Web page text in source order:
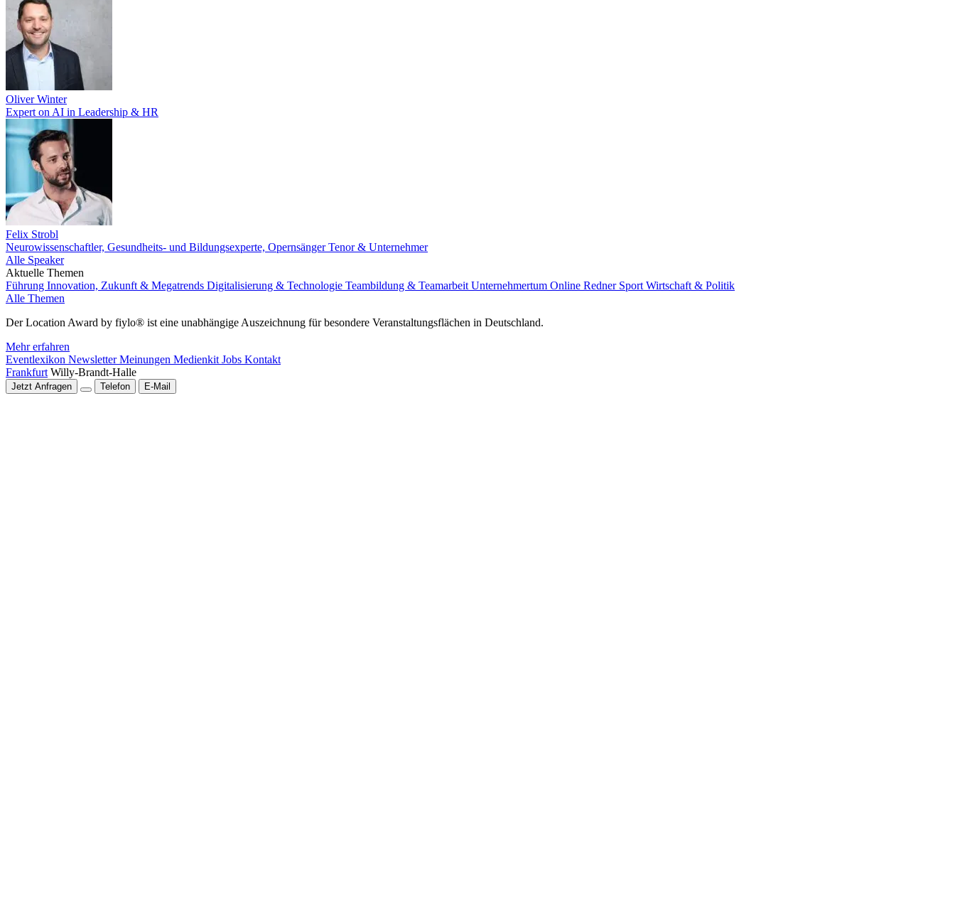
Oliver Winter
Expert on AI in Leadership & HR
Felix Strobl
Neurowissenschaftler, Gesundheits- und Bildungsexperte, Opernsänger Tenor & Unternehmer
Alle Speaker
Aktuelle Themen
Führung Innovation, Zukunft & Megatrends Digitalisierung & Technologie Teambildung & Teamarbeit Unternehmertum Online Redner Sport Wirtschaft & Politik
Alle Themen
Der Location Award by fiylo® ist eine unabhängige Auszeichnung für besondere Veranstaltungsflächen in Deutschland.
Mehr erfahren
Eventlexikon NewsletterMeinungen Medienkit Jobs Kontakt
Frankfurt Willy-Brandt-Halle
Jetzt Anfragen Telefon E-Mail